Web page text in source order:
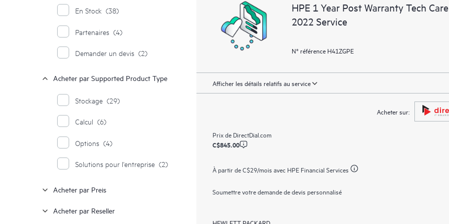
nouveaux outils en libre-service
sans avoir à ouvrir un incident de
ressources HPE qui favoriseront
En Stock (38)
Partenaires (4)
Demander un devis (2)
Acheter par Supported Product Type
Stockage (29)
Calcul (6)
Options (4)
Solutions pour l'entreprise (2)
Acheter par Preis
Acheter par Reseller
HPE 1 Year Post Warranty Tech
2022 Service
N° référence H41ZGPE
Afficher les détails relatifs au service
Acheter sur:
Prix de DirectDial.com
C$845.00
À partir deC$29/mois avec HPE Financial Services
Soumettre votre demande de devis personnalisé